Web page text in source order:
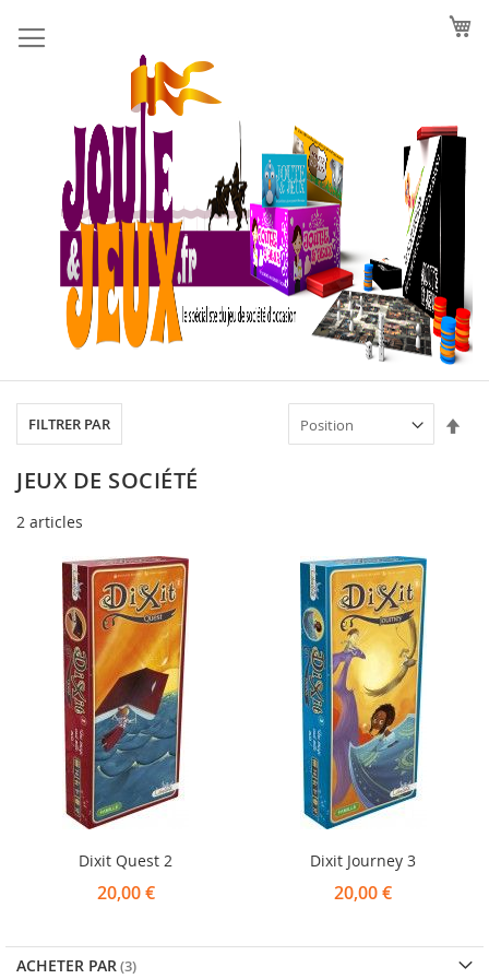
au
contenu
JEUX DE SOCIÉTÉ
2 articles
Dixit Quest 2
20,00 €
Dixit Journey 3
20,00 €
FILTRER PAR
ACHETER PAR